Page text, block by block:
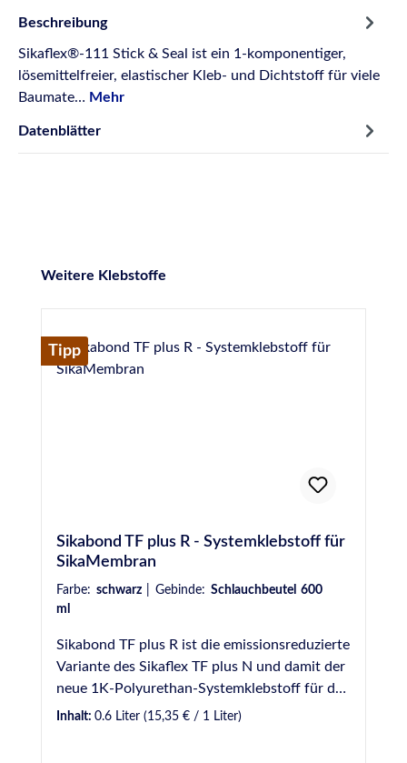
Beschreibung
Sikaflex®-111 Stick & Seal ist ein 1-komponentiger,
lösemittelfreier, elastischer Kleb- und Dichtstoff für viele
Baumate… Mehr
Datenblätter
Produktgalerie überspringen
Weitere Klebstoffe
Tipp
Sikabond TF plus R - Systemklebstoff für
SikaMembran
Farbe: schwarz Gebinde: Schlauchbeutel 600
ml
Sikabond TF plus R ist die emissionsreduzierte
Variante des Sikaflex TF plus N und damit der
neue 1K-Polyurethan-Systemklebstoff für das
SikaMembran Foliensystem, ist aber auch für
Inhalt: 0.6 Liter (15,35 € / 1 Liter)